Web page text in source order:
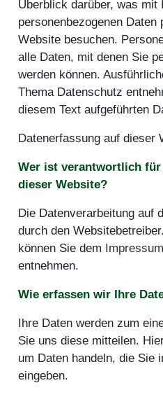
Überblick darüber, was mit
personenbezogenen
Website besuchen.
alle Daten, mit denen Sie
werden können.
Thema Datenschutz
diesem Text aufgeführten
Datenerfassung auf dieser
Wer ist verantwortlich
dieser Website?
Die Datenverarbeitung auf
durch den
können Sie dem Impressum
entnehmen.
Wie erfassen wir Ihre
Ihre Daten werden zum
Sie uns diese mitteilen.
um Daten handeln, die Sie
eingeben.